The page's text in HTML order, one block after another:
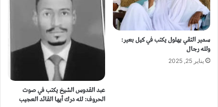
سمير التقي بهلول يكتب في كيل بعير:
ولله رجال
يناير 25, 2025
عبد القدوس الشيخ يكتب في صوت
الحروف: لله درك أيها القائد العجيب